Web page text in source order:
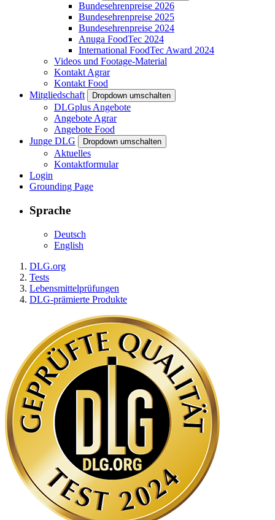
Bundesehrenpreise 2026
Bundesehrenpreise 2025
Bundesehrenpreise 2024
Anuga FoodTec 2024
International FoodTec Award 2024
Videos und Footage-Material
Kontakt Agrar
Kontakt Food
Mitgliedschaft
Dropdown umschalten
DLGplus Angebote
Angebote Agrar
Angebote Food
Junge DLG
Dropdown umschalten
Aktuelles
Kontaktformular
Login
Grounding Page
Sprache
Deutsch
English
DLG.org
Tests
Lebensmittelprüfungen
DLG-prämierte Produkte